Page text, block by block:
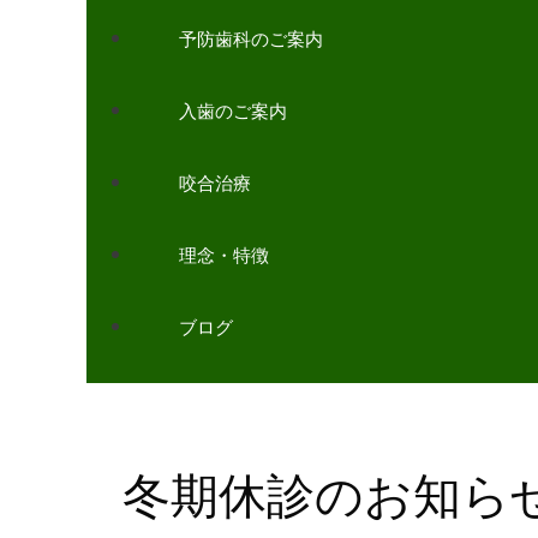
予防歯科のご案内
入歯のご案内
咬合治療
理念・特徴
ブログ
冬期休診のお知ら